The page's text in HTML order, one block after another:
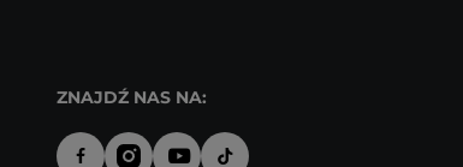
ZNAJDŹ NAS NA: